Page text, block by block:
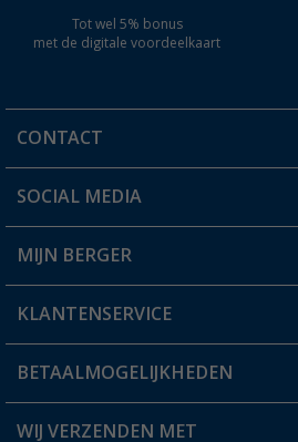
Tot wel 5% bonus
met de digitale voordeelkaart
CONTACT
Een vraag?
Winkel vinden
SOCIAL MEDIA
MIJN BERGER
Mijn account
Status bestelling
KLANTENSERVICE
FAQ & Contact
Verzendinformatie
BETAALMOGELIJKHEDEN
WIJ VERZENDEN MET